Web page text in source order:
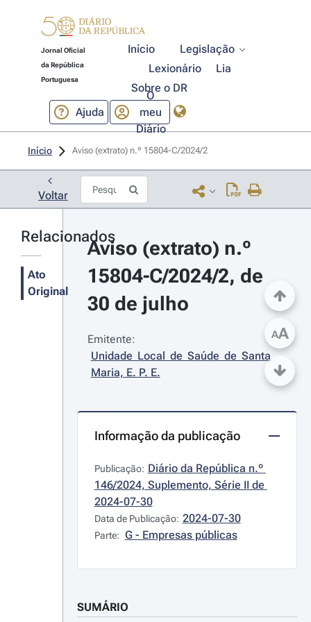
Jornal Oficial
da República
Portuguesa
Início
Legislação
Lexionário
Lia
Sobre o DR
Ajuda
O
meu
Diário
Início Aviso (extrato) n.º 15804-C/2024/2
Voltar
Relacionados
Ato
Original
Aviso (extrato) n.º
15804-C/2024/2, de
30 de julho
Emitente:
Unidade Local de Saúde de Santa
Maria, E. P. E.
Informação da publicação
Publicação: Diário da República n.º
146/2024, Suplemento, Série II de
2024-07-30
Data de Publicação: 2024-07-30
Parte: G - Empresas públicas
SUMÁRIO
AA